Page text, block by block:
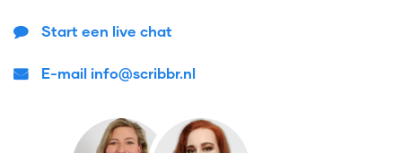
Start een live chat
E-mail info@scribbr.nl